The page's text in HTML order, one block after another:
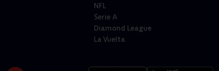
NFL
Serie A
Diamond League
La Vuelta